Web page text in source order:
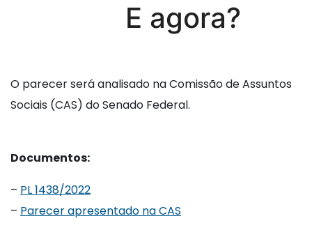
E agora?
O parecer será analisado na Comissão de Assuntos
Sociais (CAS) do Senado Federal.
Documentos:
– PL 1438/2022
– Parecer apresentado na CAS